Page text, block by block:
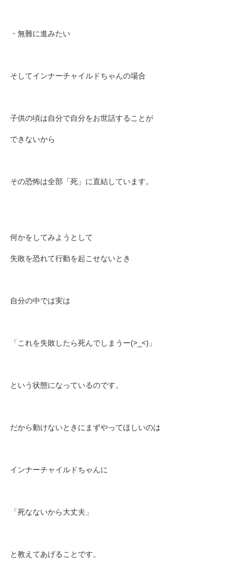
・無難に進みたい
そしてインナーチャイルドちゃんの場合
子供の頃は自分で自分をお世話することが
できないから
その恐怖は全部「死」に直結しています。
何かをしてみようとして
失敗を恐れて行動を起こせないとき
自分の中では実は
「これを失敗したら死んでしまうー(>_<)」
という状態になっているのです。
だから動けないときにまずやってほしいのは
インナーチャイルドちゃんに
「死なないから大丈夫」
と教えてあげることです。